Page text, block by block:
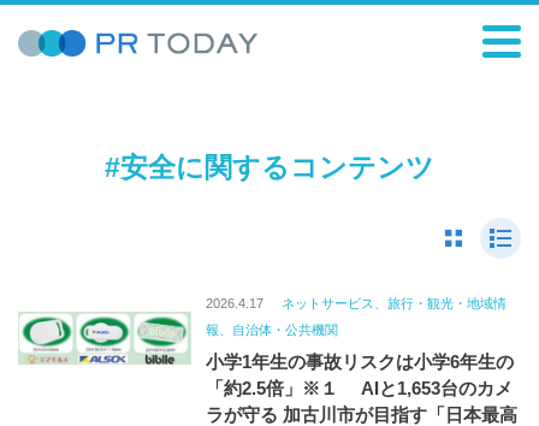
#安全に関するコンテンツ
2026.4.17
ネットサービス、旅行・観光・地域情
報、自治体・公共機関
小学1年生の事故リスクは小学6年生の
「約2.5倍」※１ AIと1,653台のカメ
ラが守る 加古川市が目指す「日本最高